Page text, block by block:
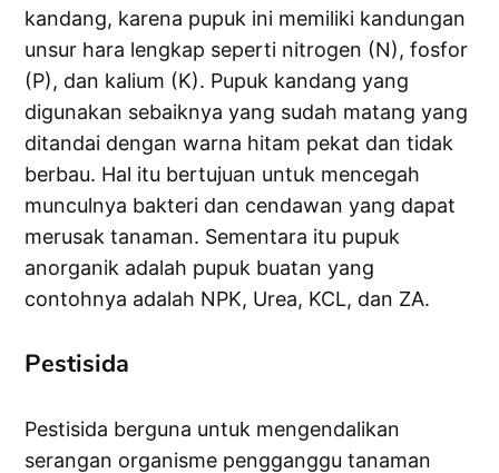
kandang, karena pupuk ini memiliki kandungan
unsur hara lengkap seperti nitrogen (N), fosfor
(P), dan kalium (K). Pupuk kandang yang
digunakan sebaiknya yang sudah matang yang
ditandai dengan warna hitam pekat dan tidak
berbau. Hal itu bertujuan untuk mencegah
munculnya bakteri dan cendawan yang dapat
merusak tanaman. Sementara itu pupuk
anorganik adalah pupuk buatan yang
contohnya adalah NPK, Urea, KCL, dan ZA.
Pestisida
Pestisida berguna untuk mengendalikan
serangan organisme pengganggu tanaman